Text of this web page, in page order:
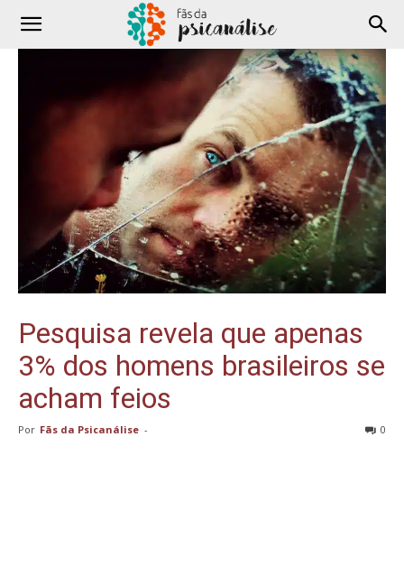
Pesquisa revela que apenas
3% dos homens brasileiros se
acham feios
Por Fãs da Psicanálise - 0